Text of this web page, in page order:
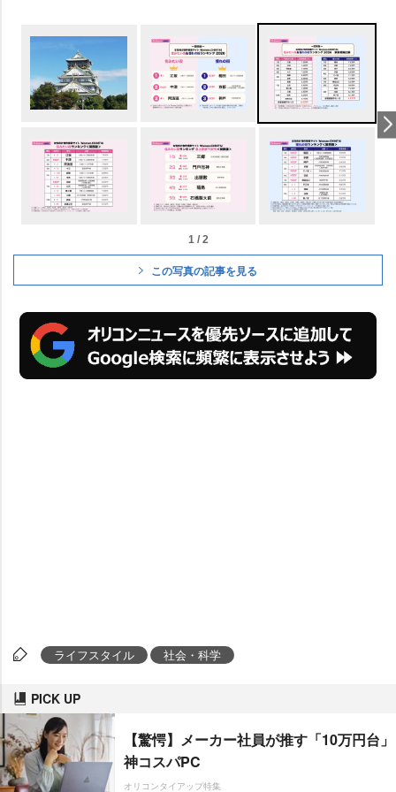
1 / 2
この写真の記事を見る
ライフスタイル 社会・科学
PICK UP
【驚愕】メーカー社員が推す「10万円台」
神コスパPC
オリコンタイアップ特集